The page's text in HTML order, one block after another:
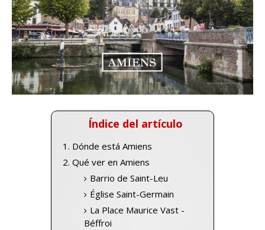
Índice del artículo
Dónde está Amiens
Qué ver en Amiens
Barrio de Saint-Leu
Église Saint-Germain
La Place Maurice Vast -
Béffroi